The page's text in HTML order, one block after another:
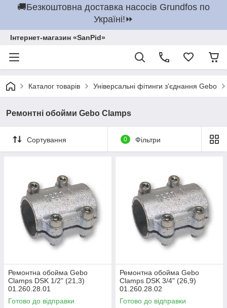
🚚Безкоштовна доставка насосів Grundfos по
Україні!⏩
Інтернет-магазин «SanPid»
Каталог товарів Універсальні фітинги з'єднання Gebo
Ремонтні обойми Gebo Clamps
Сортування 0 Фільтри
Ремонтна обойма Gebo
Clamps DSK 1/2" (21,3)
01.260.28.01
Готово до відправки
Ремонтна обойма Gebo
Clamps DSK 3/4" (26,9)
01.260.28.02
Готово до відправки